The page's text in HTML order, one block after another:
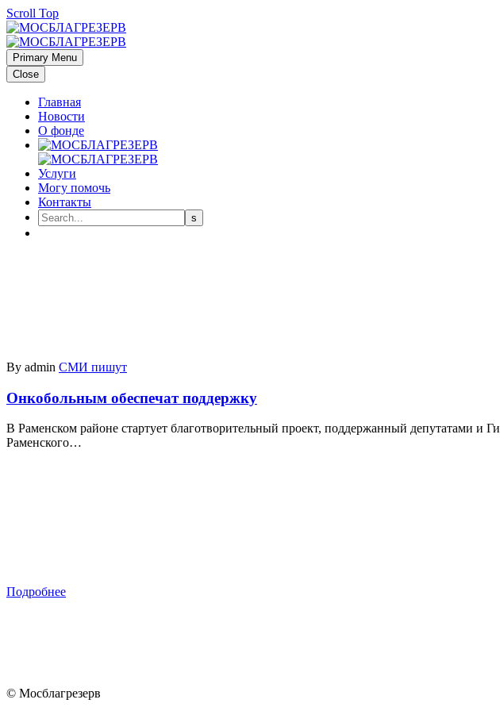
Scroll Top
Primary Menu
Close
Главная
Новости
О фонде
Услуги
Могу помочь
Контакты
By admin СМИ пишут
Онкобольным обеспечат поддержку
В Раменском районе стартует благотворительный проект, поддержанный депутатами
Раменского…
Подробнее
© Мосблагрезерв